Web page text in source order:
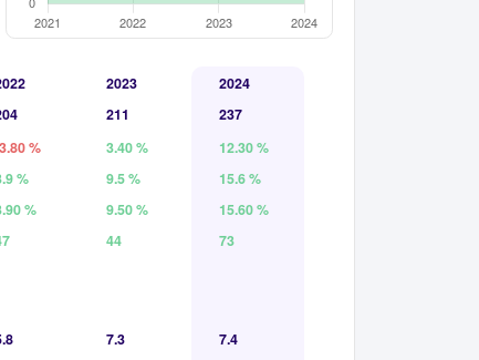
2023
2024
211
237
% 3.40 %
12.30 %
% 9.5 %
15.6 %
% 9.50 %
15.60 %
44 73
7.3
7.4